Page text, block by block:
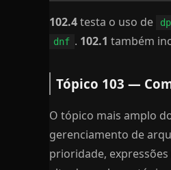
102.4testa o uso de
dnf . 102.1 também
Tópico 103 —
O tópico mais amplo
gerenciamento de
prioridade,